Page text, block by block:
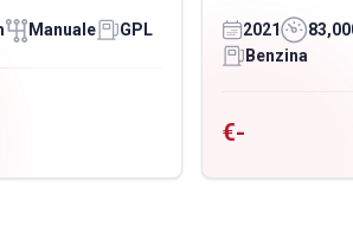
Manuale GPL 2021
Benzina
€-